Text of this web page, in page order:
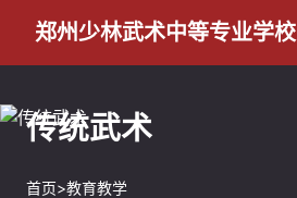
郑州少林武术中等专业学校
传统武术
首页>教育教学